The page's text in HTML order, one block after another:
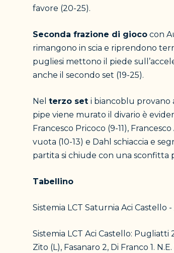
favore (20-25).
Seconda frazione di gioco con
rimangono in scia e riprendono
pugliesi mettono il piede
anche il secondo set (19-25).
Nel terzo set i biancoblu provano
pipe viene murato il divario è
Francesco Pricoco (9-11),
vuota (10-13) e Dahl schiaccia e
partita si chiude con una sconfitta
Tabellino
Sistemia LCT Saturnia Aci Castello
Sistemia LCT Aci Castello: Pugliatti
Zito (L), Fasanaro 2, Di Franco 1.